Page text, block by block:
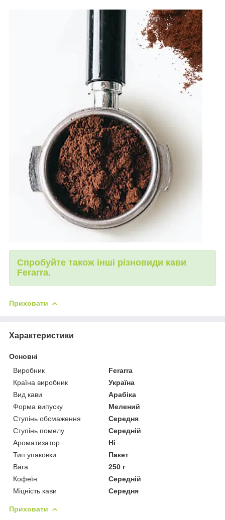
Спробуйте також інші різновиди кави
Ferarra.
Приховати
Характеристики
Основні
Виробник
Ferarra
Країна виробник
Україна
Вид кави
Арабіка
Форма випуску
Мелений
Ступінь обсмаження
Середня
Ступінь помелу
Середній
Ароматизатор
Ні
Тип упаковки
Пакет
Вага
250 г
Кофеїн
Середній
Міцність кави
Середня
Приховати